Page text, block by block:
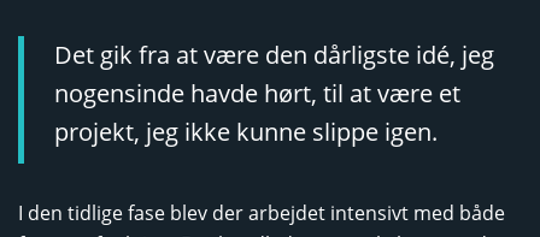
Det gik fra at være den dårligste idé, jeg
nogensinde havde hørt, til at være et
projekt, jeg ikke kunne slippe igen.
I den tidlige fase blev der arbejdet intensivt med både